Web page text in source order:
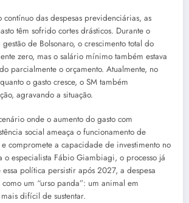
contínuo das despesas previdenciárias, as
têm sofrido cortes drásticos. Durante o
de Bolsonaro, o crescimento total do
zero, mas o salário mínimo também estava
parcialmente o orçamento. Atualmente, no
o gasto cresce, o SM também
agravando a situação.
onde o aumento do gasto com
social ameaça o funcionamento de
e compromete a capacidade de investimento no
o especialista Fábio Giambiagi, o processo já
essa política persistir após 2027, a despesa
um “urso panda”: um animal em
difícil de sustentar.